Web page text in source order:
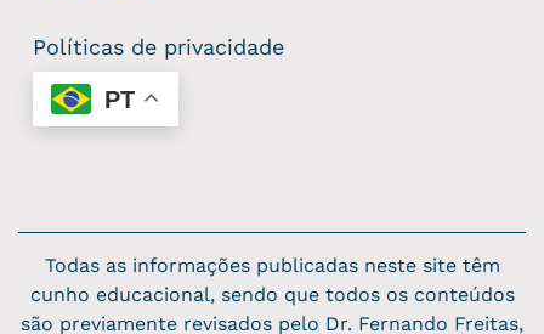
Políticas de privacidade
PT
Todas as informações publicadas neste site têm
cunho educacional, sendo que todos os conteúdos
são previamente revisados pelo Dr. Fernando Freitas,